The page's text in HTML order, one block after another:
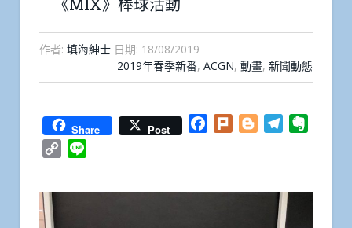
《MIX》棒球活動
作者: 填海紳士 日期: 18/08/2019
2019年春季新番, ACGN, 動畫, 新聞動態
Share Post Facebook
Plurk BloggerTelegram
Copy